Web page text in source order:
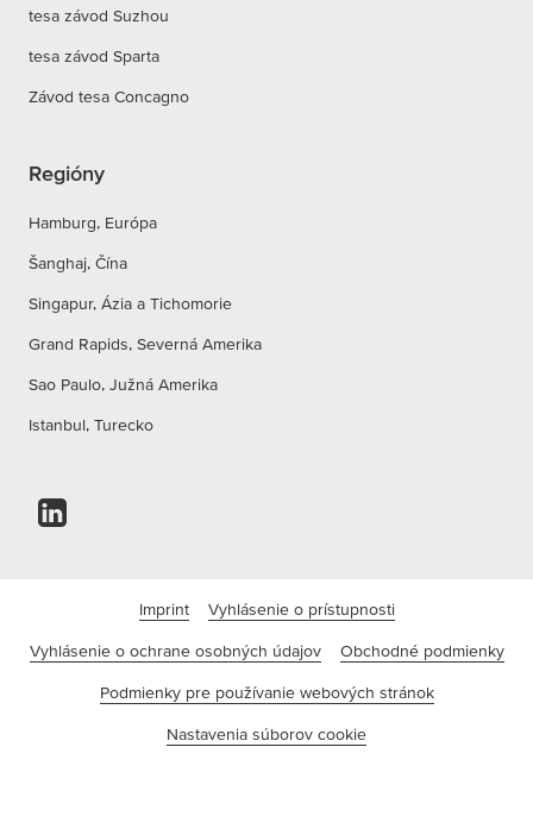
tesa závod Suzhou
tesa závod Sparta
Závod tesa Concagno
Regióny
Hamburg, Európa
Šanghaj, Čína
Singapur, Ázia a Tichomorie
Grand Rapids, Severná Amerika
Sao Paulo, Južná Amerika
Istanbul, Turecko
Imprint Vyhlásenie o prístupnosti
Vyhlásenie o ochrane osobných údajov Obchodné podmienky
Podmienky pre používanie webových stránok
Nastavenia súborov cookie